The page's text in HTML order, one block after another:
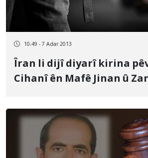
10:49 - 7 Adar 2013
Îran li dijî diyarî kirina
Cihanî ên Mafê Jinan û